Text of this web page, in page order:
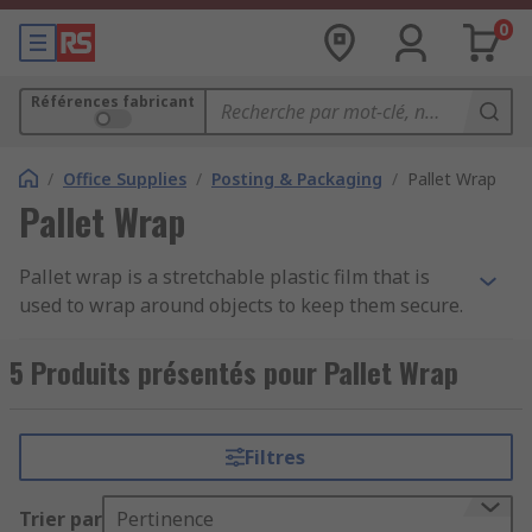
0
Références fabricant
/ Office Supplies / Posting & Packaging / Pallet Wrap
Pallet Wrap
Pallet wrap is a stretchable plastic film that is
used to wrap around objects to keep them secure.
density polyethylene(LLDPE) Commonly used to
wrap and secure articles that are on a pallet.
Pallet wrap can also be known as shrink wrap,
stretch film or stretch wrap. Used in the logistics
and distribution industry to secure pallets for
5 Produits présentés pour Pallet Wrap
Filtres
Trier par Pertinence